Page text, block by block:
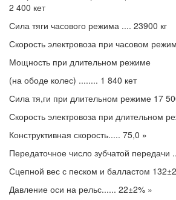
2 400 кет
Сила тяги часового режима .... 23900 кг
Скорость электровоза при часовом
Мощность при длительном режиме
(на ободе колес) ........ 1 840 кет
Сила тя,ги при длительном режиме 17
Скорость электровоза при длительном
Конструктивная скорость..... 75,0 »
Передаточное число зубчатой передачи
Сцепной вес с песком и балластом
Давление оси на рельс...... 22±2% »